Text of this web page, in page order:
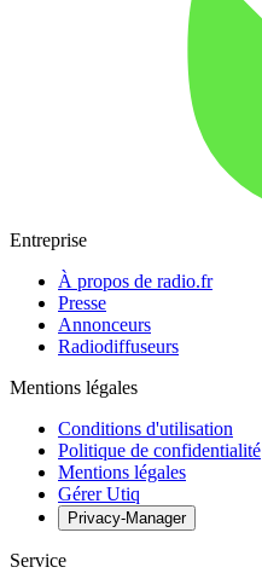
Entreprise
À propos de radio.fr
Presse
Annonceurs
Radiodiffuseurs
Mentions légales
Conditions d'utilisation
Politique de confidentialité
Mentions légales
Gérer Utiq
Privacy-Manager
Service